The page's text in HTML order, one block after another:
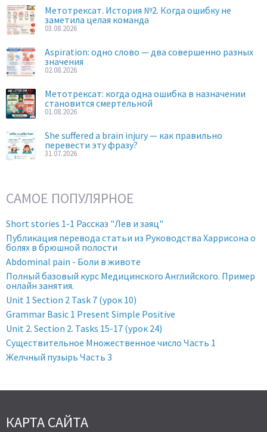
Метотрексат. История №2. Когда ошибку не
заметила целая команда
03.08.2026
Aspiration: одно слово — два совершенно разных
значения
02.08.2026
Метотрексат: когда одна ошибка в назначении
становится смертельной
01.08.2026
She suffered a brain injury — как правильно
перевести эту фразу?
31.07.2026
САМОЕ ПОПУЛЯРНОЕ
Short stories 1-1 Рассказ "Лев и заяц"
Публикация перевода статьи из Руководства Харрисона о
болях в брюшной полости
Abdominal pain - Боли в животе
Полный базовый курс Медицинского Английского. Пример
онлайн занятия.
Unit 1 Section 2 Task 7 (урок 10)
Grammar Basic 1 Present Simple Positive
Unit 2. Section 2. Tasks 15-17 (урок 24)
Существительное Множественное число Часть 1
Желчный пузырь Часть 3
КАРТА САЙТА